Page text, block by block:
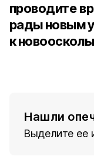
проводите
рады новым
к
Нашли
Выделите ее